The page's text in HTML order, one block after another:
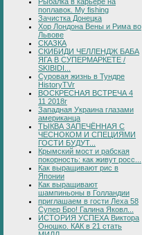
поплавок. My fishing
Зачистка Донецка
Хор Лондона Вены и Рима во
Львове
СКАЗКА
СКИБИДИ ЧЕЛЛЕНДЖ БАБА
ЯГА В СУПЕРМАРКЕТЕ /
SKIBIDI...
Суровая жизнь в Тундре
HistoryTVr
ВОСКРЕСНАЯ ВСТРЕЧА 4
11 2018г
Западная Украина глазами
американца
ТЫКВА ЗАПЕЧЁННАЯ С
ЧЕСНОКОМ И СПЕЦИЯМИ
ГОСТИ БУДУТ...
Крымский мост и рабская
покорность: как живут росс...
Как выращивают рис в
Японии
Как выращивают
шампиньоны в Голландии
приглашаем в гости Леха 58
Супер Бро! Галина Яковл...
ИСТОРИЯ УСПЕХА Виктора
Оношко. КАК в 21 стать